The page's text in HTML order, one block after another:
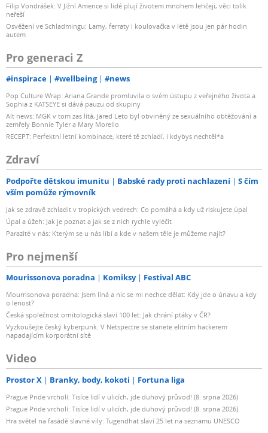
Filip Vondrášek: V Jižní Americe si lidé plují životem mnohem lehčeji, věci tolik
neřeší
Osvěžení ve Schladmingu: Lamy, ferraty i koulovačka v létě jsou jen pár hodin
autem
Pro generaci Z
#inspirace #wellbeing #news
Pop Culture Wrap: Ariana Grande promluvila o svém ústupu z veřejného života a
Sophia z KATSEYE si dává pauzu od skupiny
Alt news: MGK v tom zas lítá, Jared Leto byl obviněný ze sexuálního obtěžování a
zemřely Bonnie Tyler a Mary Morello
RECEPT: Perfektní letní kombinace, které tě zchladí, i kdybys nechtěl*a
Zdraví
Podpořte dětskou imunitu Babské rady proti nachlazení
S čím
vším pomůže rýmovník
Jak se zdravě zchladit v tropických vedrech: Co pomáhá a kdy už riskujete úpal
Úpal a úžeh: Jak je poznat a jak se z nich rychle vyléčit
Parazité v nás: Kterým se u nás líbí a kde v našem těle je můžeme najít?
Pro nejmenší
Mourissonova poradna Komiksy Festival ABC
Mourrisonova poradna: Jsem líná a nic se mi nechce dělat: Kdy jde o únavu a kdy
o lenost?
Česká společnost ornitologická slaví 100 let: Jak chrání ptáky v ČR?
Vyzkoušejte český kyberpunk. V Netspectre se stanete elitním hackerem
napadajícím korporátní sítě
Video
Prostor X Branky, body, kokoti Fortuna liga
Prague Pride vrcholí: Tisíce lidí v ulicích, jde duhový průvod! (8. srpna 2026)
Prague Pride vrcholí: Tisíce lidí v ulicích, jde duhový průvod! (8. srpna 2026)
Hra světel na fasádě slavné vily: Tugendhat slaví 25 let na seznamu UNESCO